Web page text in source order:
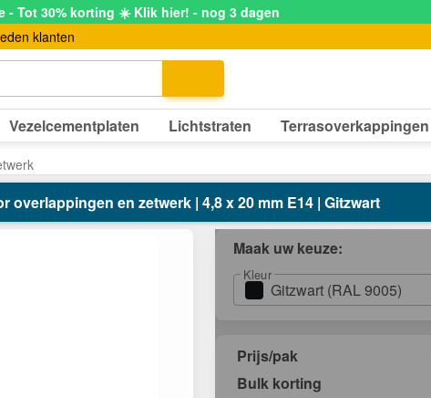
- Tot 30% korting ☀️ Klik hier! - nog 3 dagen
klanten
Vezelcementplaten Lichtstraten Terrasoverkappingen
overlappingen en zetwerk | 4,8 x 20 mm E14 | Gitzwart
Maak uw keuze:
Kleur
Gitzwart (RAL 9005)
Prijs/pak
Bulk korting